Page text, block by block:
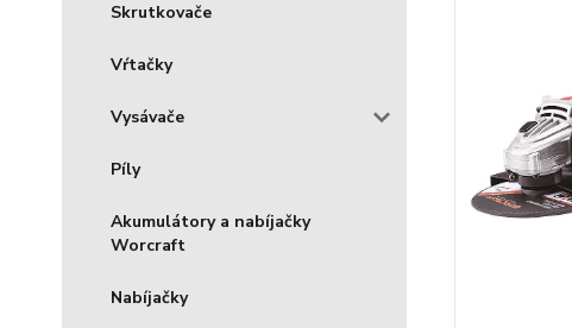
Skrutkovače
Vŕtačky
Vysávače
Píly
Akumulátory a nabíjačky
Worcraft
Nabíjačky